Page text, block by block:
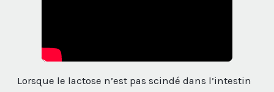
Lorsque le lactose n’est pas scindé dans l’intestin